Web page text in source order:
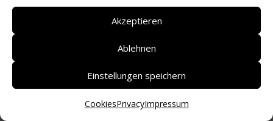
Akzeptieren
Ablehnen
Einstellungen speichern
CookiesPrivacyImpressum